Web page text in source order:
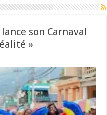
son Carnaval
»